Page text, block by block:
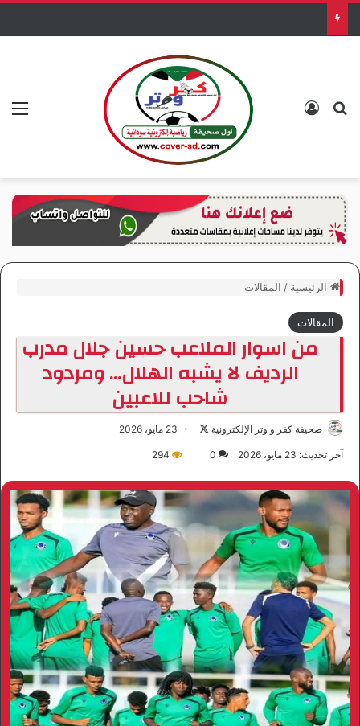
بحث عنتسجيل الدخول
الرئيسية / المقالات
المقالات
من اسوار الملاعب حسين جلال مدرب
الرديف لا يشبه الهلال… ومردود
شاحب للاعبين
صحيفة كفر و وتر الإلكترونية
ع
ل
23 مايو، 2026
آخر تحديث: 23 مايو، 2026 0
294